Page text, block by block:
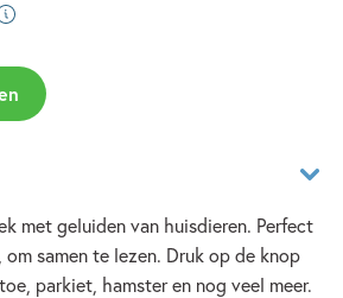
met geluiden van huisdieren. Perfect
samen te lezen. Druk op de knop
parkiet, hamster en nog veel meer.